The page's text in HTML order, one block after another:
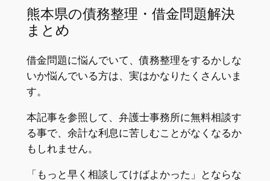
熊本県の債務整理・借金問題解決
まとめ
借金問題に悩んでいて、債務整理をするかしな
いか悩んでいる方は、実はかなりたくさんいま
す。
本記事を参照して、弁護士事務所に無料相談す
る事で、余計な利息に苦しむことがなくなるか
もしれません。
「もっと早く相談してけばよかった」とならな